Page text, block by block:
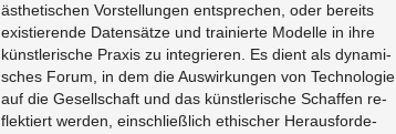
äs­the­ti­schen Vor­stel­lun­gen ent­spre­chen, oder be­reits
exis­tie­ren­de Da­ten­sät­ze und trai­nier­te Mo­del­le in ihre
künst­le­ri­sche Pra­xis zu in­te­grie­ren. Es dient als dy­na­mi­
sches Forum, in dem die Aus­wir­kun­gen von Tech­no­lo­gie
auf die Ge­sell­schaft und das künst­le­ri­sche Schaf­fen re­
flek­tiert wer­den, ein­schließ­lich ethi­scher Her­aus­for­de­